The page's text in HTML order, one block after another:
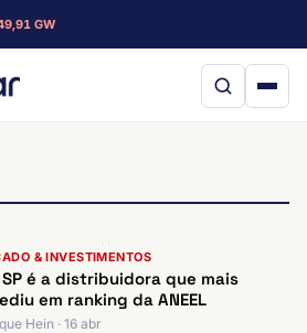
GW
& INVESTIMENTOS
SP é a distribuidora que mais
em ranking da ANEEL
Hein · 16 abr